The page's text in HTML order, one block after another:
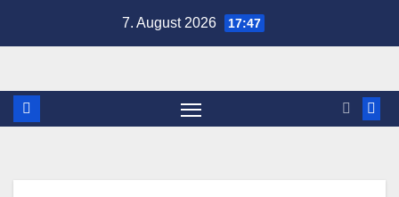
7. August 2026 17:47